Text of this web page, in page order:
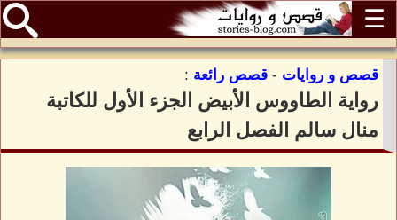
☰
قصص و روايات - قصص رائعة :
رواية الطاووس الأبيض الجزء الأول للكاتبة
منال سالم الفصل الرابع